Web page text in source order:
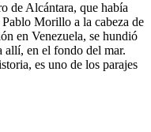
de Alcántara, que había
Morillo a la cabeza de
en Venezuela, se hundió
allí, en el fondo del mar.
es uno de los parajes